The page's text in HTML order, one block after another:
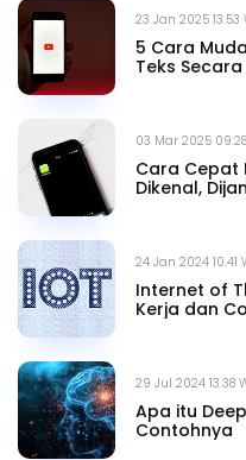
23 Jan 2025 13.53
5 Cara
Teks
03 Mar 2025
Cara Cepat
Dikenal,
24 Jan 2024 10.41
Internet of
Kerja dan
29 Jul 2024 13.38
Apa itu
Contohnya